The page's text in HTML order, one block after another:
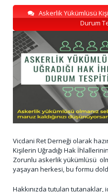
Askerlik Yükümlüsü
Durum
Vicdani Ret Derneği olarak
Kişilerin Uğradığı Hak
Zorunlu askerlik yükümlüsü
yaşayan herkesi, bu formu
Hakkınızda tutulan tutanaklar,